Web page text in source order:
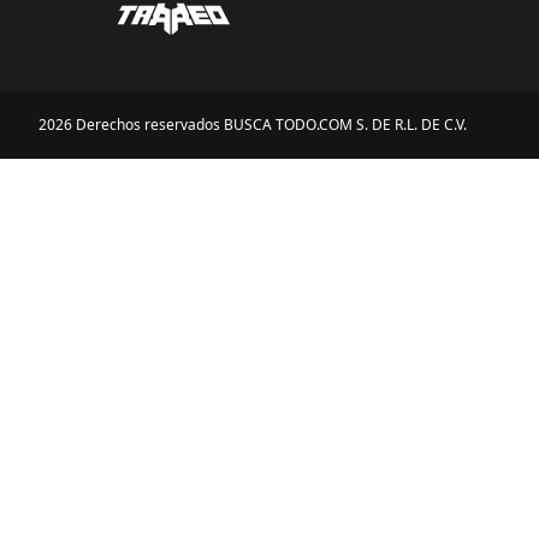
2026 Derechos reservados BUSCA TODO.COM S. DE R.L. DE C.V.